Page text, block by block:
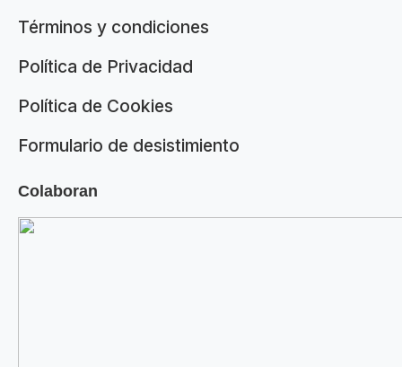
Términos y condiciones
Política de Privacidad
Política de Cookies
Formulario de desistimiento
Colaboran